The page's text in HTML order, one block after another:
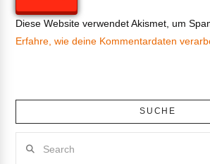
Diese Website verwendet Akismet, um
Erfahre, wie deine Kommentardaten
SUCHE